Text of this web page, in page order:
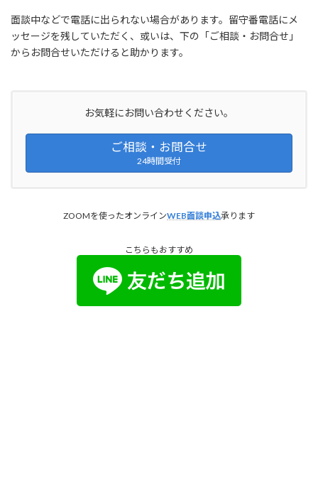
面談中などで電話に出られない場合があります。留守番電話にメ
ッセージを残していただく、或いは、下の「ご相談・お問合せ」
からお問合せいただけると助かります。
お気軽にお問い合わせください。
ご相談・お問合せ
24時間受付
ZOOMを使ったオンラインWEB面談申込承ります
こちらもおすすめ